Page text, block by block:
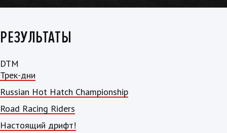
РЕЗУЛЬТАТЫ
DTM
Трек-дни
Russian Hot Hatch Championship
Road Racing Riders
Настоящий дрифт!